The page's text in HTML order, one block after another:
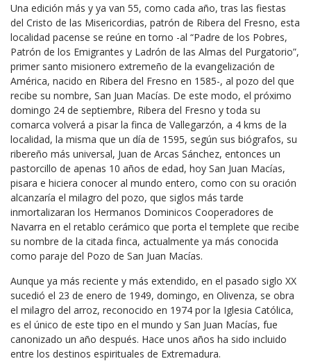
Una edición más y ya van 55, como cada año, tras las fiestas
del Cristo de las Misericordias, patrón de Ribera del Fresno, esta
localidad pacense se reúne en torno -al “Padre de los Pobres,
Patrón de los Emigrantes y Ladrón de las Almas del Purgatorio”,
primer santo misionero extremeño de la evangelización de
América, nacido en Ribera del Fresno en 1585-, al pozo del que
recibe su nombre, San Juan Macías. De este modo, el próximo
domingo 24 de septiembre, Ribera del Fresno y toda su
comarca volverá a pisar la finca de Vallegarzón, a 4 kms de la
localidad, la misma que un día de 1595, según sus biógrafos, su
ribereño más universal, Juan de Arcas Sánchez, entonces un
pastorcillo de apenas 10 años de edad, hoy San Juan Macías,
pisara e hiciera conocer al mundo entero, como con su oración
alcanzaría el milagro del pozo, que siglos más tarde
inmortalizaran los Hermanos Dominicos Cooperadores de
Navarra en el retablo cerámico que porta el templete que recibe
su nombre de la citada finca, actualmente ya más conocida
como paraje del Pozo de San Juan Macías.
Aunque ya más reciente y más extendido, en el pasado siglo XX
sucedió el 23 de enero de 1949, domingo, en Olivenza, se obra
el milagro del arroz, reconocido en 1974 por la Iglesia Católica,
es el único de este tipo en el mundo y San Juan Macías, fue
canonizado un año después. Hace unos años ha sido incluido
entre los destinos espirituales de Extremadura.